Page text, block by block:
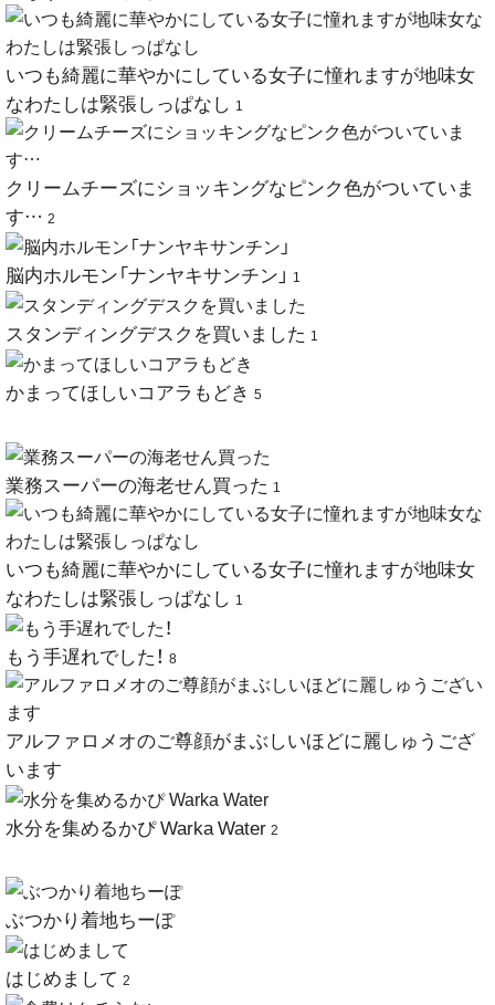
いつも綺麗に華やかにしている女子に憧れますが地味女
なわたしは緊張しっぱなし 1
クリームチーズにショッキングなピンク色がついていま
す… 2
脳内ホルモン「ナンヤキサンチン」 1
スタンディングデスクを買いました 1
かまってほしいコアラもどき 5
業務スーパーの海老せん買った 1
いつも綺麗に華やかにしている女子に憧れますが地味女
なわたしは緊張しっぱなし 1
もう手遅れでした！ 8
アルファロメオのご尊顔がまぶしいほどに麗しゅうござ
います
水分を集めるかぴ Warka Water 2
ぶつかり着地ちーぽ
はじめまして 2